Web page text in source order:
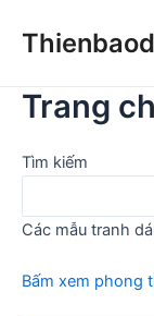
Trang
Tìm kiếm
Các mẫu tranh
Bấm xem phong